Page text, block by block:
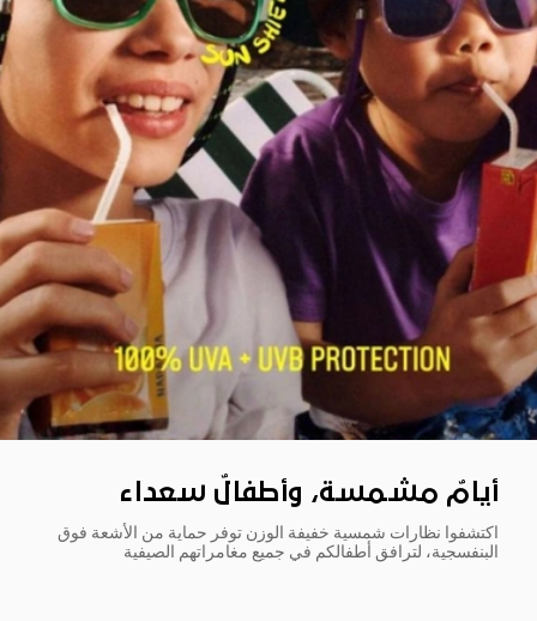
أيامٌ مشمسة، وأطفالٌ سعداء
اكتشفوا نظارات شمسية خفيفة الوزن توفر حماية من الأشعة فوق
البنفسجية، لترافق أطفالكم في جميع مغامراتهم الصيفية